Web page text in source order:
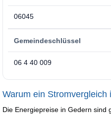
06045
Gemeindeschlüssel
06 4 40 009
Warum ein Stromvergleich
Die Energiepreise in Gedern sind